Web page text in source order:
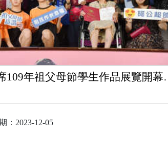
109年祖父母節學生作品展覽開幕暨
獎活動
：2023-12-05